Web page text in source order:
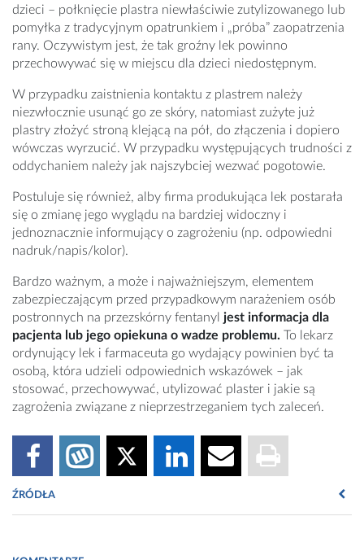
dzieci – połknięcie plastra niewłaściwie zutylizowanego lub
pomyłka z tradycyjnym opatrunkiem i „próba” zaopatrzenia
rany. Oczywistym jest, że tak groźny lek powinno
przechowywać się w miejscu dla dzieci niedostępnym.
W przypadku zaistnienia kontaktu z plastrem należy
niezwłocznie usunąć go ze skóry, natomiast zużyte już
plastry złożyć stroną klejącą na pół, do złączenia i dopiero
wówczas wyrzucić. W przypadku występujących trudności z
oddychaniem należy jak najszybciej wezwać pogotowie.
Postuluje się również, alby firma produkująca lek postarała
się o zmianę jego wyglądu na bardziej widoczny i
jednoznacznie informujący o zagrożeniu (np. odpowiedni
nadruk/napis/kolor).
Bardzo ważnym, a może i najważniejszym, elementem
zabezpieczającym przed przypadkowym narażeniem osób
postronnych na przezskórny fentanyl jest informacja dla
pacjenta lub jego opiekuna o wadze problemu. To lekarz
ordynujący lek i farmaceuta go wydający powinien być ta
osobą, która udzieli odpowiednich wskazówek – jak
stosować, przechowywać, utylizować plaster i jakie są
zagrożenia związane z nieprzestrzeganiem tych zaleceń.
ŹRÓDŁA